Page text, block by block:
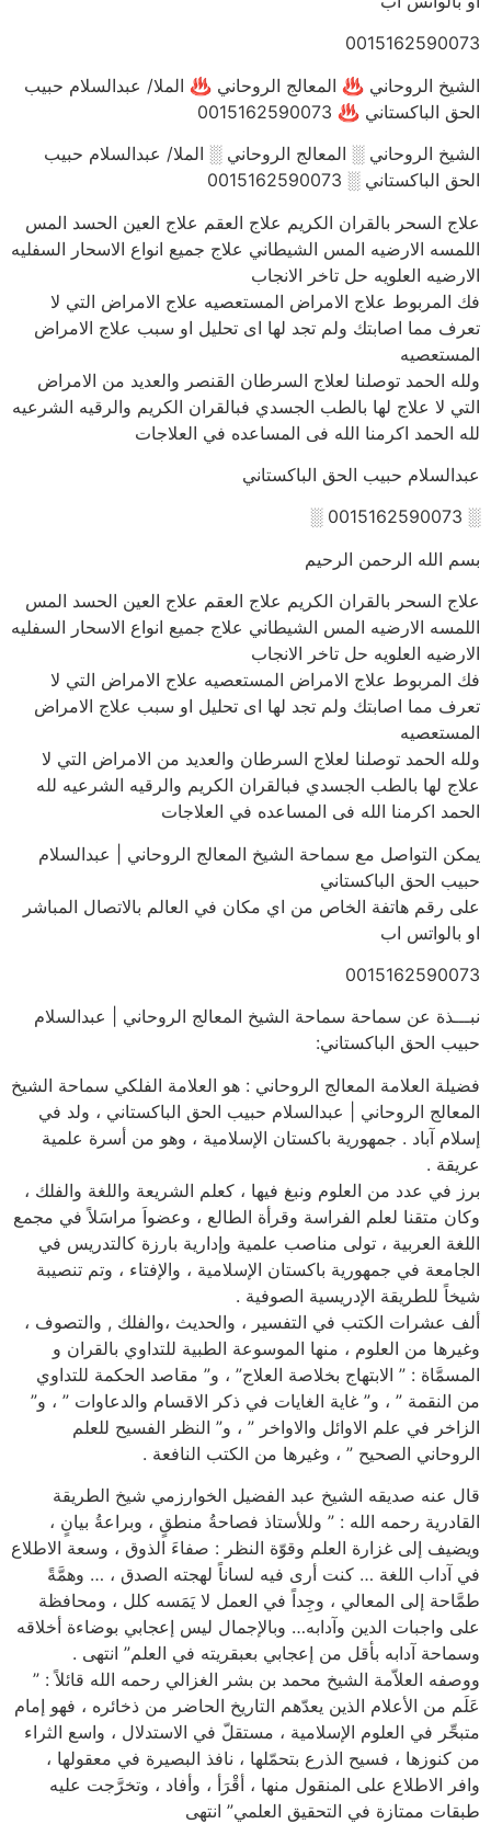
0015162590073
الشيخ الروحاني ♨ المعالج الروحاني ♨ الملا/ عبدالسلام حبيب
الحق الباكستاني ♨ 0015162590073
الشيخ الروحاني ░ المعالج الروحاني ░ الملا/ عبدالسلام حبيب
الحق الباكستاني ░ 0015162590073
علاج السحر بالقران الكريم علاج العقم علاج العين الحسد المس
اللمسه الارضيه المس الشيطاني علاج جميع انواع الاسحار السفليه
الارضيه العلويه حل تاخر الانجاب
فك المربوط علاج الامراض المستعصيه علاج الامراض التي لا
تعرف مما اصابتك ولم تجد لها اى تحليل او سبب علاج الامراض
المستعصيه
ولله الحمد توصلنا لعلاج السرطان القنصر والعديد من الامراض
التي لا علاج لها بالطب الجسدي فبالقران الكريم والرقيه الشرعيه
لله الحمد اكرمنا الله فى المساعده في العلاجات
عبدالسلام حبيب الحق الباكستاني
░ 0015162590073 ░
بسم الله الرحمن الرحيم
علاج السحر بالقران الكريم علاج العقم علاج العين الحسد المس
اللمسه الارضيه المس الشيطاني علاج جميع انواع الاسحار السفليه
الارضيه العلويه حل تاخر الانجاب
فك المربوط علاج الامراض المستعصيه علاج الامراض التي لا
تعرف مما اصابتك ولم تجد لها اى تحليل او سبب علاج الامراض
المستعصيه
ولله الحمد توصلنا لعلاج السرطان والعديد من الامراض التي لا
علاج لها بالطب الجسدي فبالقران الكريم والرقيه الشرعيه لله
الحمد اكرمنا الله فى المساعده في العلاجات
يمكن التواصل مع سماحة الشيخ المعالج الروحاني | عبدالسلام
حبيب الحق الباكستاني
على رقم هاتفة الخاص من اي مكان في العالم بالاتصال المباشر
او بالواتس اب
0015162590073
نبـــذة عن سماحة سماحة الشيخ المعالج الروحاني | عبدالسلام
حبيب الحق الباكستاني:
فضيلة العلامة المعالج الروحاني : هو العلامة الفلكي سماحة الشيخ
المعالج الروحاني | عبدالسلام حبيب الحق الباكستاني ، ولد في
إسلام آباد . جمهورية باكستان الإسلامية ، وهو من أسرة علمية
عريقة .
برز في عدد من العلوم ونبغ فيها ، كعلم الشريعة واللغة والفلك ،
وكان متقنا لعلم الفراسة وقرأة الطالع ، وعضواَ مراسَلاً في مجمع
اللغة العربية ، تولى مناصب علمية وإدارية بارزة كالتدريس في
الجامعة في جمهورية باكستان الإسلامية ، والإفتاء ، وتم تنصيبة
شيخاً للطريقة الإدريسية الصوفية .
ألف عشرات الكتب في التفسير ، والحديث ،والفلك , والتصوف ،
وغيرها من العلوم ، منها الموسوعة الطبية للتداوي بالقران و
المسمَّاة : ” الابتهاج بخلاصة العلاج” ، و” مقاصد الحكمة للتداوي
من النقمة ” ، و” غاية الغايات في ذكر الاقسام والدعاوات ” ، و”
الزاخر في علم الاوائل والاواخر ” ، و” النظر الفسيح للعلم
الروحاني الصحيح ” ، وغيرها من الكتب النافعة .
قال عنه صديقه الشيخ عبد الفضيل الخوارزمي شيخ الطريقة
القادرية رحمه الله : ” وللأستاذ فصاحةُ منطقٍ ، وبراعةُ بيانٍ ،
ويضيف إلى غزارة العلم وقوّة النظر : صفاءَ الذوق ، وسعة الاطلاع
في آداب اللغة … كنت أرى فيه لساناً لهجته الصدق ، … وهمَّةً
طمَّاحة إلى المعالي ، وجِداً في العمل لا يَمَسه كلل ، ومحافظة
على واجبات الدين وآدابه… وبالإجمال ليس إعجابي بوضاءة أخلاقه
وسماحة آدابه بأقل من إعجابي بعبقريته في العلم” انتهى .
ووصفه العلاّمة الشيخ محمد بن بشر الغزالي رحمه الله قائلاً : ”
عَلَم من الأعلام الذين يعدّهم التاريخ الحاضر من ذخائره ، فهو إمام
متبحِّر في العلوم الإسلامية ، مستقلّ في الاستدلال ، واسع الثراء
من كنوزها ، فسيح الذرع بتحمّلها ، نافذ البصيرة في معقولها ،
وافر الاطلاع على المنقول منها ، أقْرَأ ، وأفاد ، وتخرَّجت عليه
طبقات ممتازة في التحقيق العلمي” انتهى